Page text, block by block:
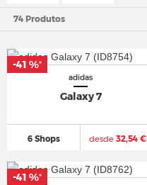
74 Produtos
adidas
Galaxy 7
6 Shops desde32,54 €
-41 %*
-41 %*